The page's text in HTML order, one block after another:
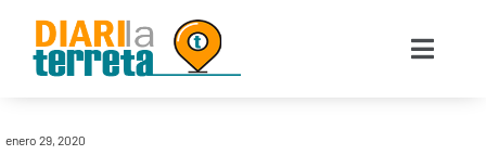
enero 29, 2020